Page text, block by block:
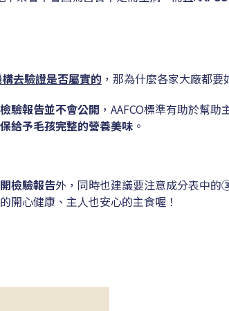
去驗證是否屬實的 ，那為什麼各家大廠都要
驗報告並不會公開 ，AAFCO標準有助於幫
給予毛孩完整的營養美味 。
檢驗報告外，同時也建議要注意成分表中的
開心健康、主人也安心的主食喔！